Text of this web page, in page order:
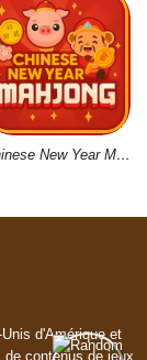
Chinese New Year Mahjong
d'Amérique et
contenus de jeux